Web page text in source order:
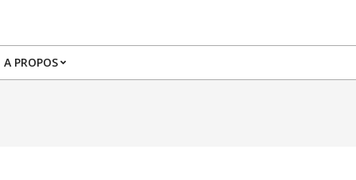
A PROPOS